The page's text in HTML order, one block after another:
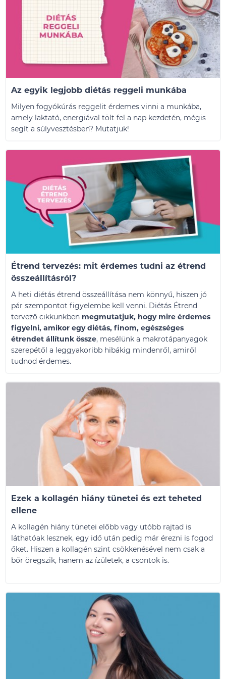
Az egyik legjobb diétás reggeli munkába
Milyen fogyókúrás reggelit érdemes vinni a munkába,
amely laktató, energiával tölt fel a nap kezdetén, mégis
segít a súlyvesztésben? Mutatjuk!
Étrend tervezés: mit érdemes tudni az étrend
összeállításról?
A heti diétás étrend összeállítása nem könnyű, hiszen jó
pár szempontot figyelembe kell venni. Diétás Étrend
tervező cikkünkben megmutatjuk, hogy mire érdemes
figyelni, amikor egy diétás, finom, egészséges
étrendet állítunk össze, mesélünk a makrotápanyagok
szerepétől a leggyakoribb hibákig mindenről, amiről
tudnod érdemes.
Ezek a kollagén hiány tünetei és ezt teheted
ellene
A kollagén hiány tünetei előbb vagy utóbb rajtad is
láthatóak lesznek, egy idő után pedig már érezni is fogod
őket. Hiszen a kollagén szint csökkenésével nem csak a
bőr öregszik, hanem az ízületek, a csontok is.